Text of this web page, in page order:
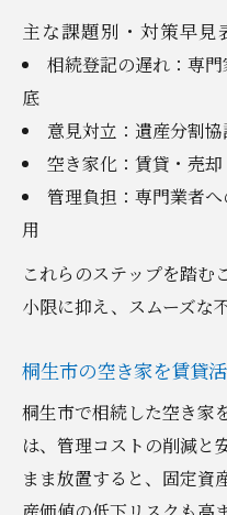
主な課題別・対策早見
相続登記の遅れ：専
底
意見対立：遺産分割
空き家化：賃貸・売
管理負担：専門業者
用
これらのステップを踏む
小限に抑え、スムーズな
桐生市の空き家を賃貸
桐生市で相続した空き家
は、管理コストの削減と
まま放置すると、固定資